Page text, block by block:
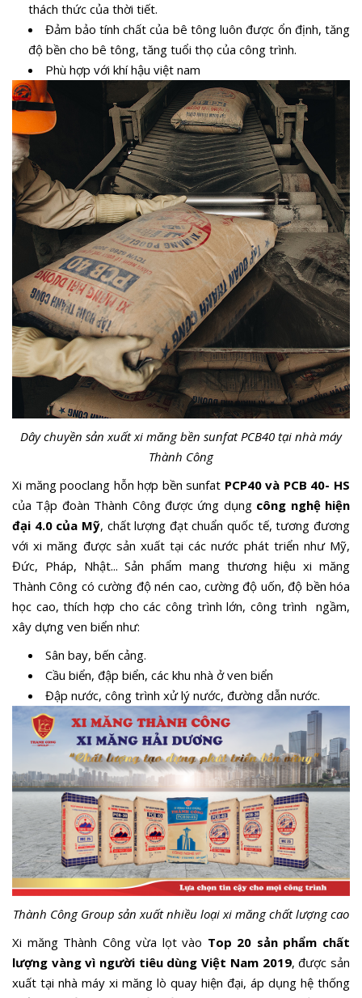
thách thức của thời tiết.
Đảm bảo tính chất của bê tông luôn được ổn định, tăng
độ bền cho bê tông, tăng tuổi thọ của công trình.
Phù hợp với khí hậu việt nam
Dây chuyền sản xuất xi măng bền sunfat PCB40 tại nhà máy
Thành Công
Xi măng pooclang hỗn hợp bền sunfat PCP40 và PCB 40- HS
của Tập đoàn Thành Công được ứng dụng công nghệ hiện
đại 4.0 của Mỹ, chất lượng đạt chuẩn quốc tế, tương đương
với xi măng được sản xuất tại các nước phát triển như Mỹ,
Đức, Pháp, Nhật... Sản phẩm mang thương hiệu xi măng
Thành Công có cường độ nén cao, cường độ uốn, độ bền hóa
học cao, thích hợp cho các công trình lớn, công trình ngầm,
xây dựng ven biển như:
Sân bay, bến cảng.
Cầu biển, đập biển, các khu nhà ở ven biển
Đập nước, công trình xử lý nước, đường dẫn nước.
Thành Công Group sản xuất nhiều loại xi măng chất lượng cao
Xi măng Thành Công vừa lọt vào Top 20 sản phẩm chất
lượng vàng vì người tiêu dùng Việt Nam 2019, được sản
xuất tại nhà máy xi măng lò quay hiện đại, áp dụng hệ thống